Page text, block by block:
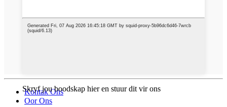
Skryf jou boodskap hier en stuur dit vir ons
Kontak Ons
Oor Ons